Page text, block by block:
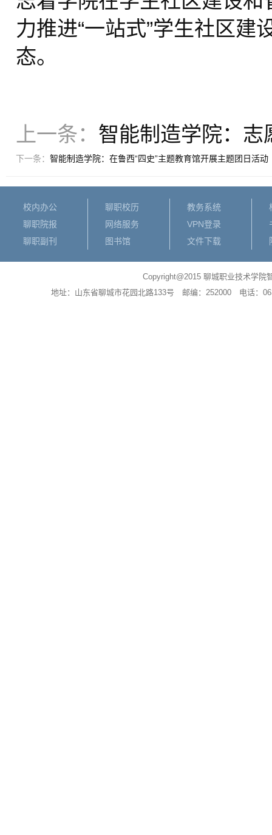
力推进“一站式”学生社区
态。
上一条： 智能制造学院：
下一条： 智能制造学院：在鲁西“四史”主题教育馆开展主题团日活动
校内办公
聊职院报
聊职副刊
聊职校历
网络服务
图书馆
教务系统
VPN登录
文件下载
Copyright@2015 聊城职业技术学
地址：山东省聊城市花园北路133号 邮编：252000 电话：